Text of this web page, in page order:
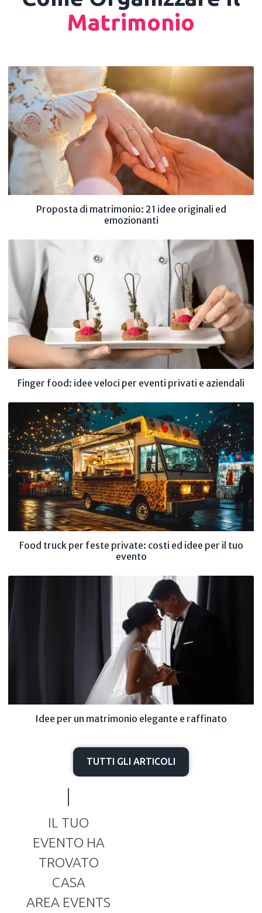
Matrimonio
Proposta di matrimonio: 21 idee originali ed
emozionanti
Finger food: idee veloci per eventi privati e aziendali
Food truck per feste private: costi ed idee per il tuo
evento
Idee per un matrimonio elegante e raffinato
TUTTI GLI ARTICOLI
IL TUO
EVENTO HA
TROVATO
CASA
AREA EVENTS